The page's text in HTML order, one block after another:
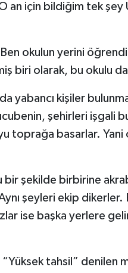
için bildiğim tek şey
okulun yerini
biri olarak, bu okulu
yabancı kişiler
şehirleri işgali
toprağa basarlar.
bir şekilde birbirine
şeyleri ekip
ise başka yerlere
“Yüksek tahsil” denilen